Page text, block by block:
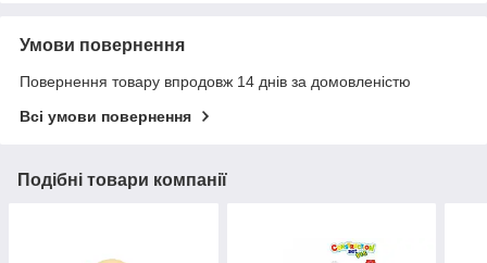
Умови повернення
Повернення товару впродовж 14 днів за домовленістю
Всі умови повернення
Подібні товари компанії